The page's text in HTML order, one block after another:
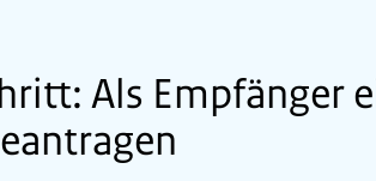
Als Empfänger